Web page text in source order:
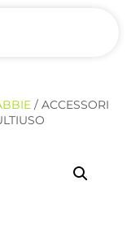
/ ACCESSORI